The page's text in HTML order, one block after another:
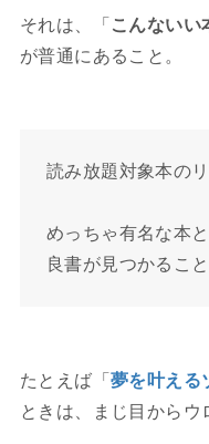
それは、「 こんないい
が普通にあること。
読み放題対象本の
めっちゃ有名な本
良書が見つかるこ
たとえば「 夢を叶える
ときは、まじ目からウ